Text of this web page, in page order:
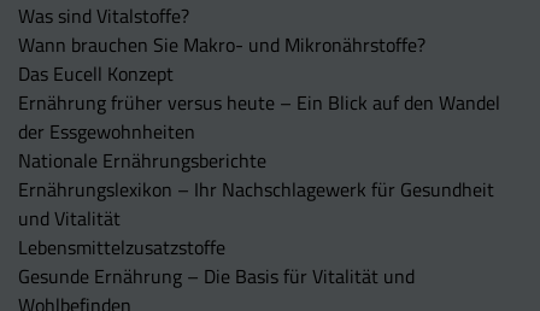
Was sind Vitalstoffe?
Wann brauchen Sie Makro- und Mikronährstoffe?
Das Eucell Konzept
Ernährung früher versus heute – Ein Blick auf den Wandel
der Essgewohnheiten
Nationale Ernährungsberichte
Ernährungslexikon – Ihr Nachschlagewerk für Gesundheit
und Vitalität
Lebensmittelzusatzstoffe
Gesunde Ernährung – Die Basis für Vitalität und